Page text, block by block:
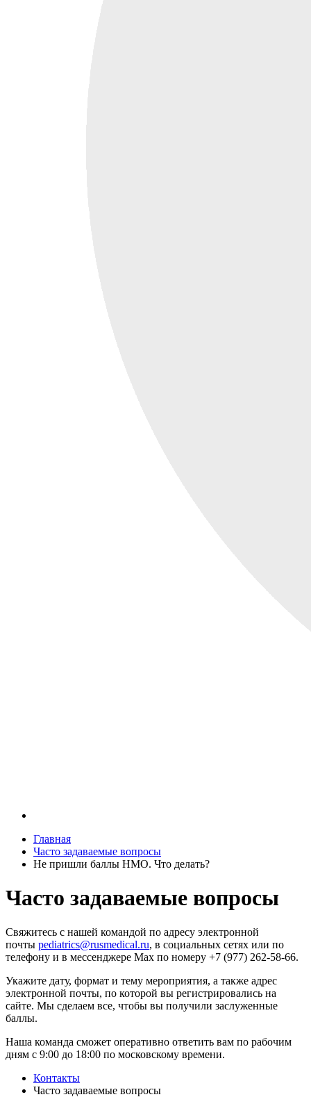
Главная
Часто задаваемые вопросы
Не пришли баллы НМО. Что делать?
Часто задаваемые вопросы
Свяжитесь с нашей командой по адресу электронной
почты pediatrics@rusmedical.ru, в социальных сетях или по
телефону и в мессенджере Max по номеру +7 (977) 262-58-66.
Укажите дату, формат и тему мероприятия, а также адрес
электронной почты, по которой вы регистрировались на
сайте. Мы сделаем все, чтобы вы получили заслуженные
баллы.
Наша команда сможет оперативно ответить вам по рабочим
дням с 9:00 до 18:00 по московскому времени.
Контакты
Часто задаваемые вопросы